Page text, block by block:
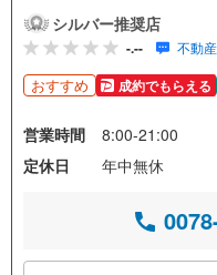
シルバー推奨店
-.-- 不動
おすすめ 成約でもらえる
営業時間
8:00-21:00
定休日
年中無休